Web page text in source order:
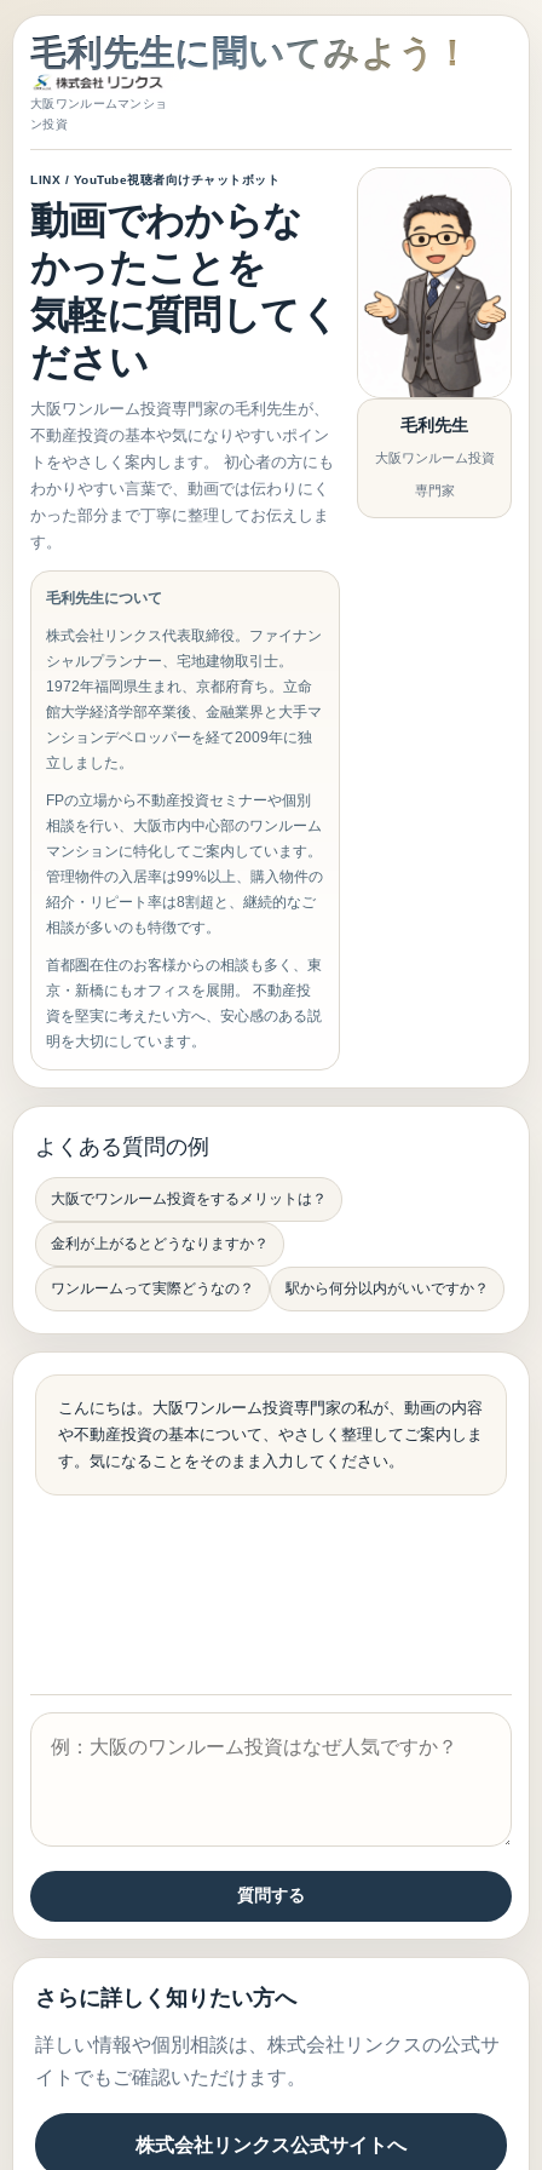
毛利先生に聞いてみよう！
大阪ワンルームマンショ
ン投資
LINX / YouTube視聴者向けチャットボット
動画でわからな
かったことを
気軽に質問してく
ださい
大阪ワンルーム投資専門家の毛利先生が、
不動産投資の基本や気になりやすいポイン
トをやさしく案内します。 初心者の方にも
わかりやすい言葉で、動画では伝わりにく
かった部分まで丁寧に整理してお伝えしま
す。
毛利先生について
株式会社リンクス代表取締役。ファイナン
シャルプランナー、宅地建物取引士。
1972年福岡県生まれ、京都府育ち。立命
館大学経済学部卒業後、金融業界と大手マ
ンションデベロッパーを経て2009年に独
立しました。
FPの立場から不動産投資セミナーや個別
相談を行い、大阪市内中心部のワンルーム
マンションに特化してご案内しています。
管理物件の入居率は99%以上、購入物件の
紹介・リピート率は8割超と、継続的なご
相談が多いのも特徴です。
首都圏在住のお客様からの相談も多く、東
京・新橋にもオフィスを展開。 不動産投
資を堅実に考えたい方へ、安心感のある説
明を大切にしています。
毛利先生
大阪ワンルーム投資
専門家
よくある質問の例
大阪でワンルーム投資をするメリットは？
金利が上がるとどうなりますか？
ワンルームって実際どうなの？ 駅から何分以内がいいですか？
こんにちは。大阪ワンルーム投資専門家の私が、動画の内容
や不動産投資の基本について、やさしく整理してご案内しま
す。気になることをそのまま入力してください。
質問を入力
質問する
さらに詳しく知りたい方へ
詳しい情報や個別相談は、株式会社リンクスの公式サ
イトでもご確認いただけます。
株式会社リンクス公式サイトへ